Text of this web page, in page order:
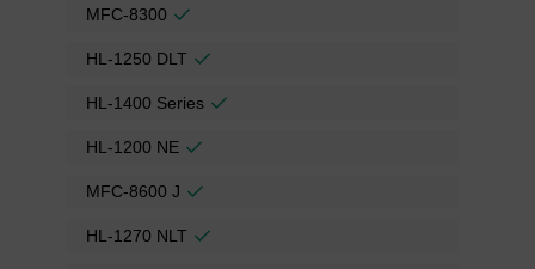
MFC-8300
HL-1250 DLT
HL-1400 Series
HL-1200 NE
MFC-8600 J
HL-1270 NLT